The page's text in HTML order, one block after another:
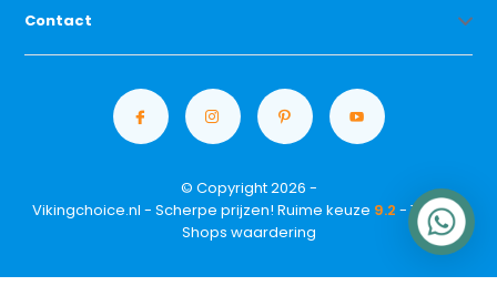
Contact
© Copyright 2026 -
Vikingchoice.nl - Scherpe prijzen! Ruime keuze 9.2 - Trusted
Shops waardering